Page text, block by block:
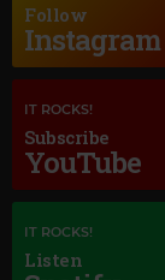
LENA HORNE–
Follow
Instagram
IT ROCKS!
Subscribe
YouTube
IT ROCKS!
Listen